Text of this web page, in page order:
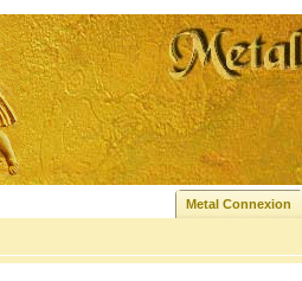
Metal Connexion